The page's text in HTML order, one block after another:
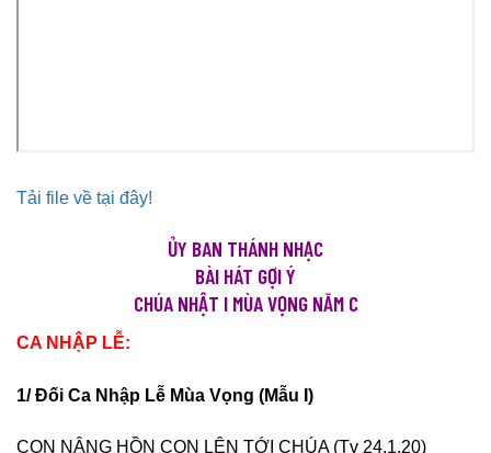
Tải file về tại đây!
ỦY BAN THÁNH NHẠC
BÀI HÁT GỢI Ý
CHÚA NHẬT I MÙA VỌNG NĂM C
CA NHẬP LỄ:
1/ Đối Ca Nhập Lễ Mùa Vọng (Mẫu I)
CON NÂNG HỒN CON LÊN TỚI CHÚA (Tv 24,1.20)